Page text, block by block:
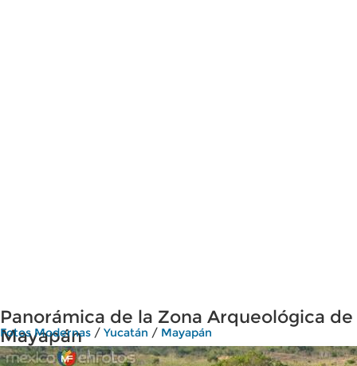
Panorámica de la Zona Arqueológica de
Mayapán
Fotos Modernas / Yucatán / Mayapán